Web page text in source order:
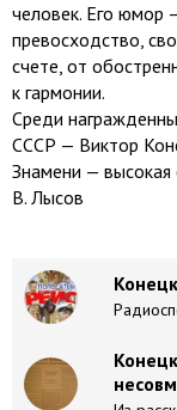
человек. Его юмор
превосходство,
счете, от
к гармонии.
Среди
СССР — Виктор
Знамени — высокая
В. Лысов